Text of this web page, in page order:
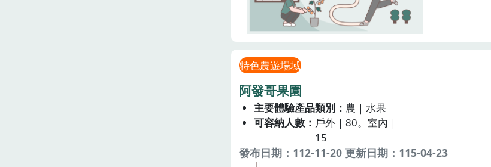
特色農遊場域
阿發哥果園
主要體驗產品類別
農｜水果
可容納人數
戶外｜80。室內｜
15
發布日期：112-11-20 更新日期：115-04-23